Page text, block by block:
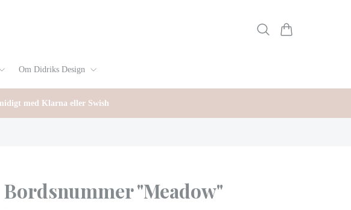
Om Didriks Design
med Klarna eller Swish
Bordsnummer "Meadow"